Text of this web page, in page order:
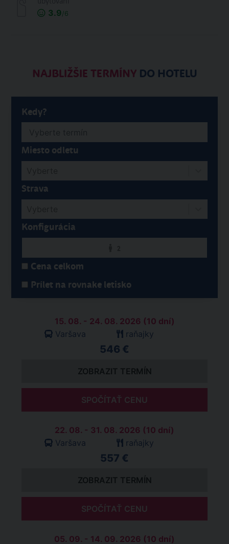
3.9/6
NAJBLIŽŠIE TERMÍNYDO HOTELU
Kedy?
Miesto odletu
Strava
Konfigurácia
Cena celkom
Prílet na rovnake letisko
15. 08. - 24. 08. 2026 (10 dní)
Varšava
raňajky
546 €
ZOBRAZIT TERMÍN
SPOČÍTAŤ CENU
22. 08. - 31. 08. 2026 (10 dní)
Varšava
raňajky
557 €
ZOBRAZIT TERMÍN
SPOČÍTAŤ CENU
05. 09. - 14. 09. 2026 (10 dní)